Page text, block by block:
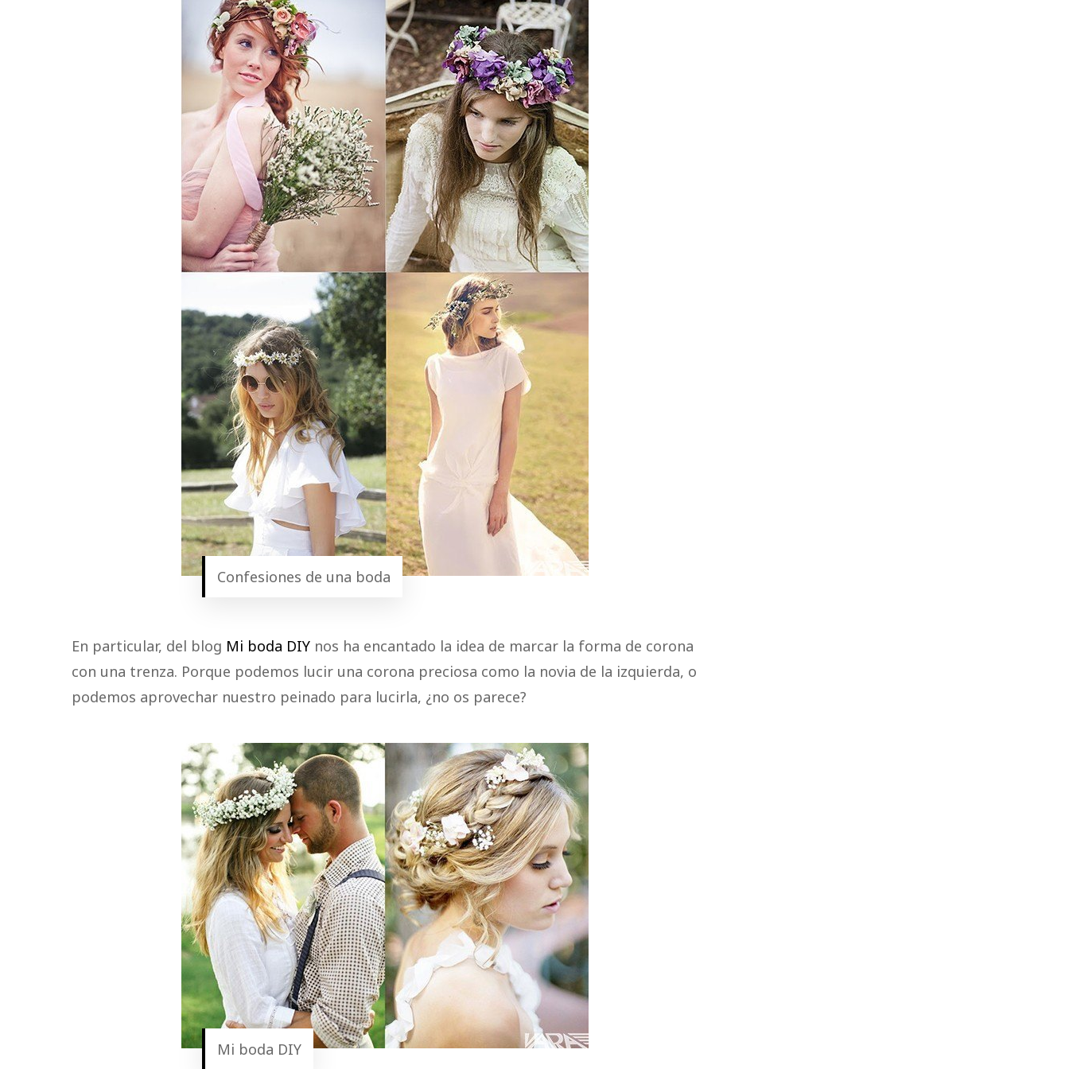
Confesiones de una boda
En particular, del blog Mi boda DIY nos ha encantado la idea de marcar la forma de corona
con una trenza. Porque podemos lucir una corona preciosa como la novia de la izquierda, o
podemos aprovechar nuestro peinado para lucirla, ¿no os parece?
Mi boda DIY